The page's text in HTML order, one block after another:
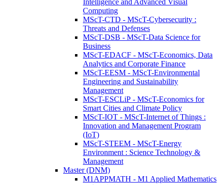
Intelligence and Advanced Visual
Computing
MScT-CTD - MScT-Cybersecurity :
Threats and Defenses
MScT-DSB - MScT-Data Science for
Business
MScT-EDACF - MScT-Economics, Data
Analytics and Corporate Finance
MScT-EESM - MScT-Environmental
Engineering and Sustainability
Management
MScT-ESCLiP - MScT-Economics for
Smart Cities and Climate Policy
MScT-IOT - MScT-Internet of Things :
Innovation and Management Program
(IoT)
MScT-STEEM - MScT-Energy
Environment : Science Technology &
Management
Master (DNM)
M1APPMATH - M1 Applied Mathematics